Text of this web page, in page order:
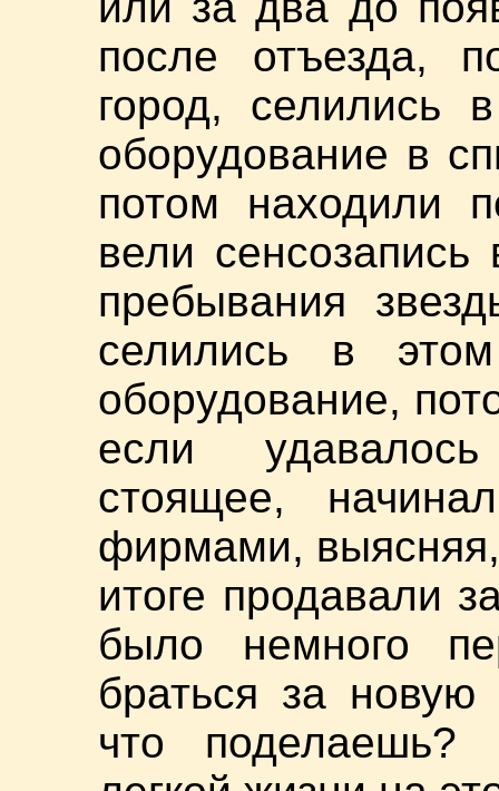
после отъезда,
город, селились
оборудование в
потом находили
вели
пребывания
селились в
оборудование,
если
стоящее,
фирмами,
итоге продавали
было немного
браться за
что